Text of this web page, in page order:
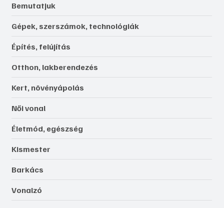
Bemutatjuk
Gépek, szerszámok, technológiák
Építés, felújítás
Otthon, lakberendezés
Kert, növényápolás
Női vonal
Életmód, egészség
Kismester
Barkács
Vonalzó